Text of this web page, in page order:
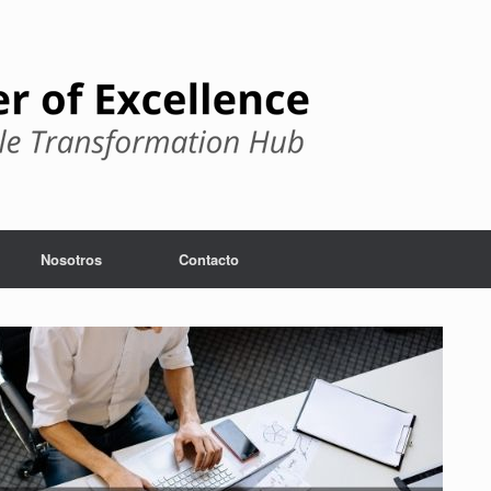
Nosotros Contacto